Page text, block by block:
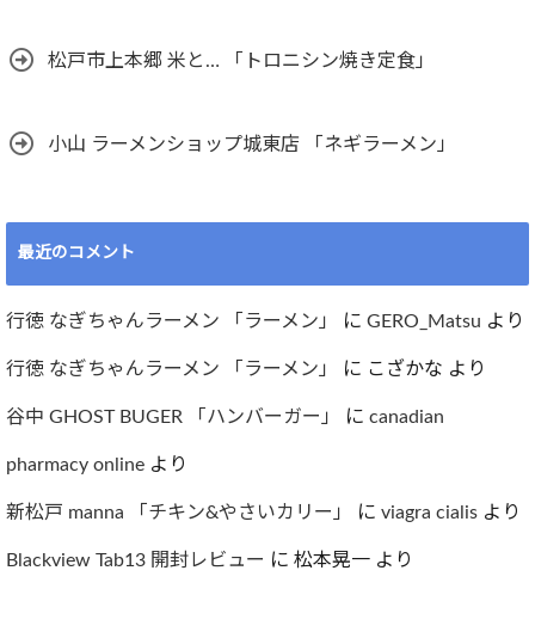
松戸市上本郷 米と… 「トロニシン焼き定食」
小山 ラーメンショップ城東店 「ネギラーメン」
最近のコメント
行徳 なぎちゃんラーメン 「ラーメン」 に GERO_Matsu より
行徳 なぎちゃんラーメン 「ラーメン」 に こざかな より
谷中 GHOST BUGER 「ハンバーガー」 に canadian
pharmacy online より
新松戸 manna 「チキン&やさいカリー」 に viagra cialis より
Blackview Tab13 開封レビュー に 松本晃一 より